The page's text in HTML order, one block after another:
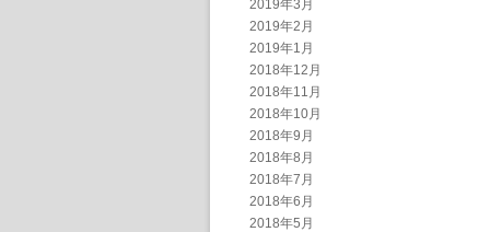
2019年3月
2019年2月
2019年1月
2018年12月
2018年11月
2018年10月
2018年9月
2018年8月
2018年7月
2018年6月
2018年5月